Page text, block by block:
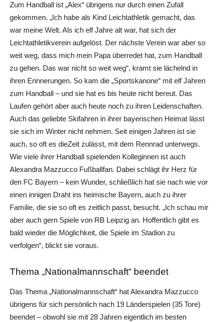
Zum Handball ist „Alex“ übrigens nur durch einen Zufall
gekommen. „Ich habe als Kind Leichtathletik gemacht, das
war meine Welt. Als ich elf Jahre alt war, hat sich der
Leichtathletikverein aufgelöst. Der nächste Verein war aber so
weit weg, dass mich mein Papa überredet hat, zum Handball
zu gehen. Das war nicht so weit weg“, kramt sie lächelnd in
ihren Erinnerungen. So kam die „Sportskanone“ mit elf Jahren
zum Handball – und sie hat es bis heute nicht bereut. Das
Laufen gehört aber auch heute noch zu ihren Leidenschaften.
Auch das geliebte Skifahren in ihrer bayerischen Heimat lässt
sie sich im Winter nicht nehmen. Seit einigen Jahren ist sie
auch, so oft es dieZeit zulässt, mit dem Rennrad unterwegs.
Wie viele ihrer Handball spielenden Kolleginnen ist auch
Alexandra Mazzucco Fußballfan. Dabei schlägt ihr Herz für
den FC Bayern – kein Wunder, schließlich hat sie nach wie vor
einen innigen Draht ins heimische Bayern, auch zu ihrer
Familie, die sie so oft es zeitlich passt, besucht. „Ich schau mir
aber auch gern Spiele von RB Leipzig an. Hoffentlich gibt es
bald wieder die Möglichkeit, die Spiele im Stadion zu
verfolgen“, blickt sie voraus.
Thema „Nationalmannschaft“ beendet
Das Thema „Nationalmannschaft“ hat Alexandra Mazzucco
übrigens für sich persönlich nach 19 Länderspielen (35 Tore)
beendet – obwohl sie mit 28 Jahren eigentlich im besten